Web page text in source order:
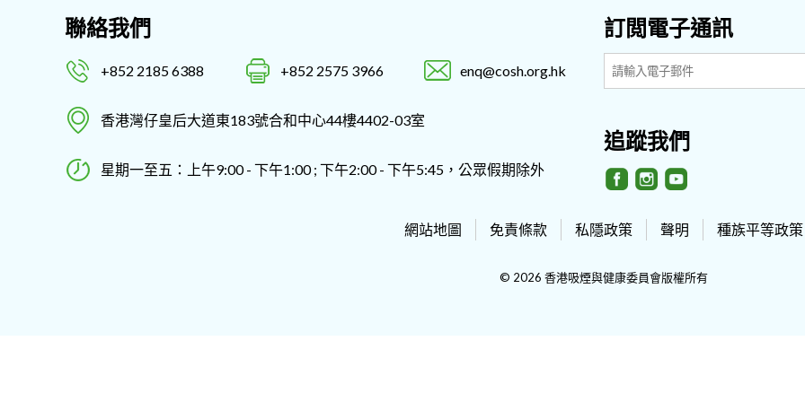
聯絡我們
+852 2185 6388 +852 2575 3966 enq@cosh.org.hk
香港灣仔皇后大道東183號合和中心44樓4402-03室
星期一至五：上午9:00 - 下午1:00 ; 下午2:00 - 下午5:45，公眾假期除外
訂閲電子通訊
追蹤我們
網站地圖 免責條款 私隱政策 聲明 種族平等政策
© 2026 香港吸煙與健康委員會版權所有